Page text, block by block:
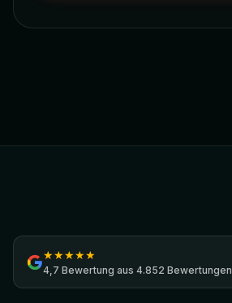
★★★★★
4,7 Bewertung aus 4.852 Bewertungen